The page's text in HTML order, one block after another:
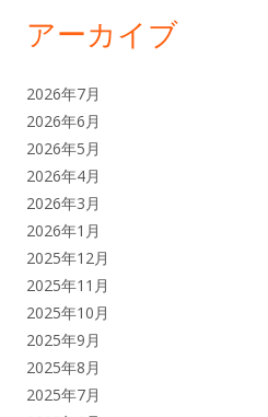
アーカイブ
2026年7月
2026年6月
2026年5月
2026年4月
2026年3月
2026年1月
2025年12月
2025年11月
2025年10月
2025年9月
2025年8月
2025年7月